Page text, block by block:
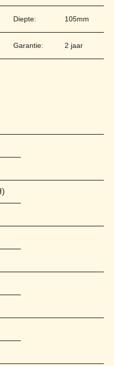
Diepte: 105mm
Garantie: 2 jaar